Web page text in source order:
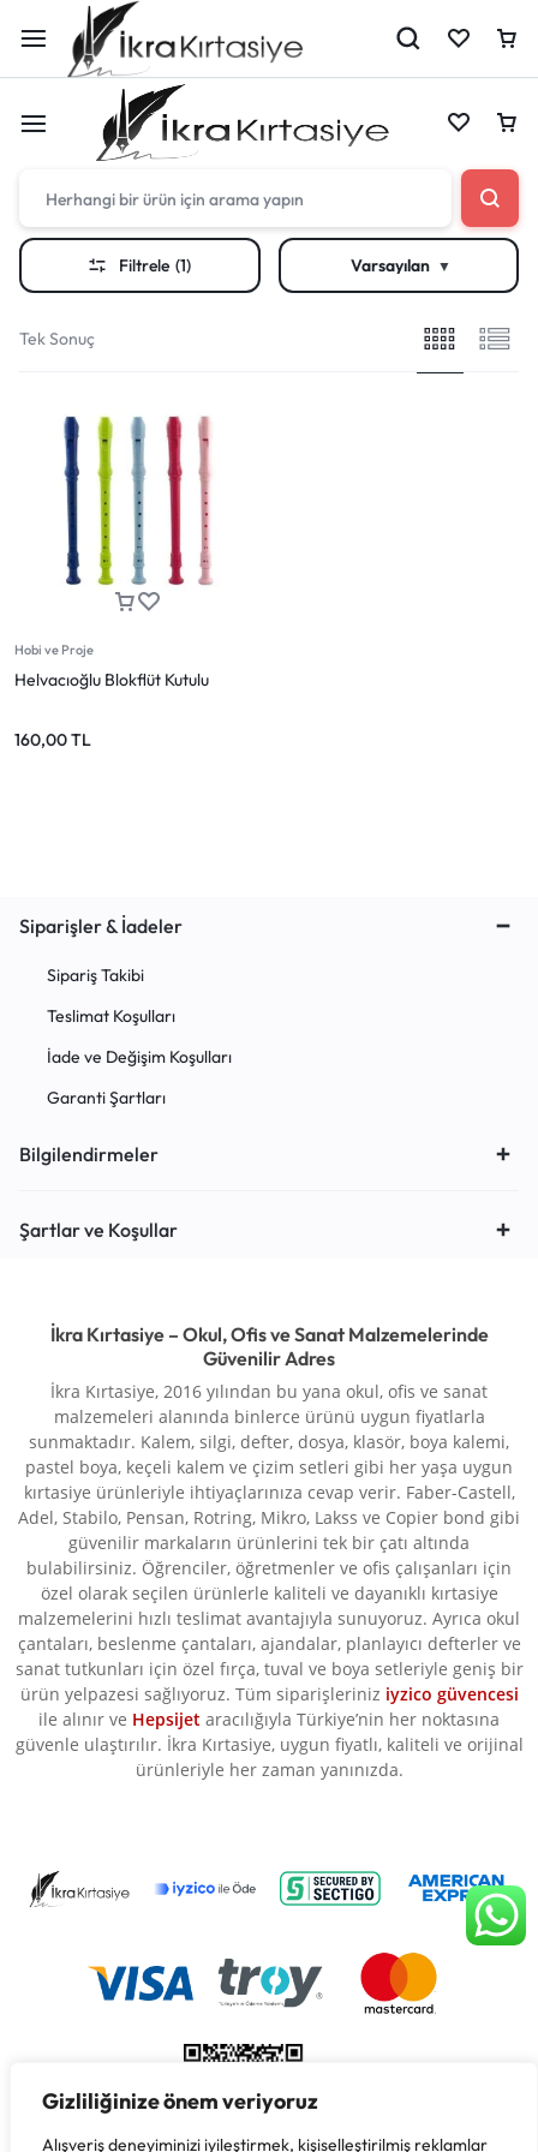
Gizliliğinize önem veriyoruz
Alışveriş deneyiminizi iyileştirmek, kişiselleştirilmiş reklamlar
veya eklenen ürünleri görüntülemek için oturum
Çantan boş
veya eklenen ürünleri görüntülemek için oturum
Filtrele (1) Varsayılan
Tek Sonuç
Hobi ve Proje
Helvacıoğlu Blokflüt Kutulu
160,00TL
Siparişler & İadeler
Sipariş Takibi
Teslimat Koşulları
İade ve Değişim Koşulları
Garanti Şartları
Bilgilendirmeler
Şartlar ve Koşullar
İkra Kırtasiye – Okul, Ofis ve Sanat Malzemelerinde
Güvenilir Adres
İkra Kırtasiye, 2016 yılından bu yana okul, ofis ve sanat
malzemeleri alanında binlerce ürünü uygun fiyatlarla
sunmaktadır. Kalem, silgi, defter, dosya, klasör, boya kalemi,
pastel boya, keçeli kalem ve çizim setleri gibi her yaşa uygun
kırtasiye ürünleriyle ihtiyaçlarınıza cevap verir. Faber-Castell,
Adel, Stabilo, Pensan, Rotring, Mikro, Lakss ve Copier bond gibi
güvenilir markaların ürünlerini tek bir çatı altında
bulabilirsiniz. Öğrenciler, öğretmenler ve ofis çalışanları için
özel olarak seçilen ürünlerle kaliteli ve dayanıklı kırtasiye
malzemelerini hızlı teslimat avantajıyla sunuyoruz. Ayrıca okul
çantaları, beslenme çantaları, ajandalar, planlayıcı defterler ve
sanat tutkunları için özel fırça, tuval ve boya setleriyle geniş bir
ürün yelpazesi sağlıyoruz. Tüm siparişleriniz iyzico güvencesi
ile alınır ve Hepsijet aracılığıyla Türkiye’nin her noktasına
güvenle ulaştırılır. İkra Kırtasiye, uygun fiyatlı, kaliteli ve orijinal
ürünleriyle her zaman yanınızda.